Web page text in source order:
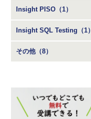
Insight PISO（1）
Insight SQL Testing（1）
その他（8）